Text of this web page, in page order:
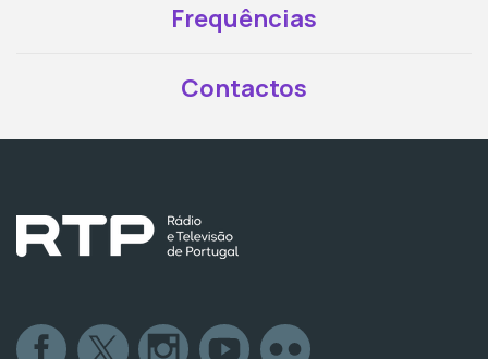
Frequências
Contactos